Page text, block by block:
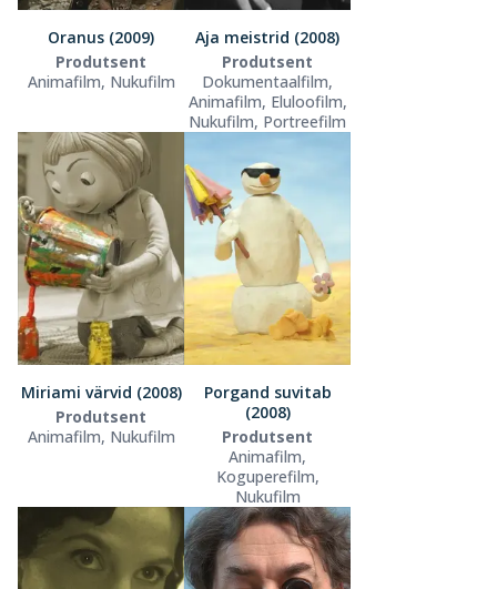
Oranus (2009)
Produtsent
Animafilm, Nukufilm
Aja meistrid (2008)
Produtsent
Dokumentaalfilm,
Animafilm, Eluloofilm,
Nukufilm, Portreefilm
Miriami värvid (2008)
Produtsent
Animafilm, Nukufilm
Porgand suvitab
(2008)
Produtsent
Animafilm,
Koguperefilm,
Nukufilm